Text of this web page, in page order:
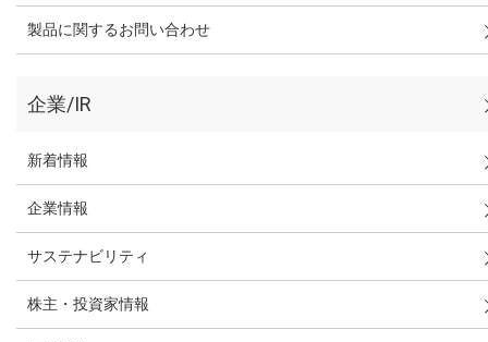
製品に関するお問い合わせ
企業/IR
新着情報
企業情報
サステナビリティ
株主・投資家情報